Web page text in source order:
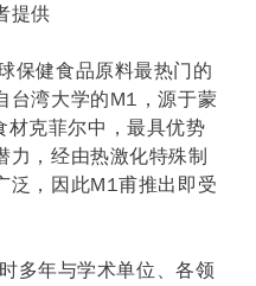
提供
保健食品原料最热门的
台湾大学的M1，源于蒙
克菲尔中，最具优势
力，经由热激化特殊制
泛，因此M1甫推出即受
多年与学术单位、各领